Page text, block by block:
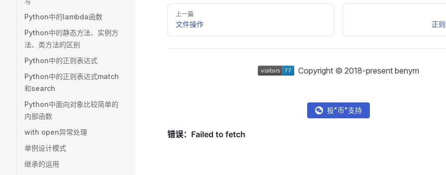
Python中的lambda函数
Python中的静态方法、实例方
法、类方法的区别
Python中的正则表达式
Python中的正则表达式match
和search
Python中面向对象比较简单的
内部函数
with open异常处理
单例设计模式
继承的运用
Pager
上一篇
文件操作 正
Copyright © 2018-present benym
投"币"支持